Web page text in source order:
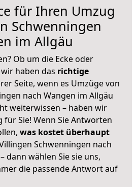
für Ihren Umzug
Schwenningen
im Allgäu
Ob um die Ecke oder
haben das richtige
Seite, wenn es Umzüge von
nach Wangen im Allgäu
weiterwissen – haben wir
Sie! Wenn Sie Antworten
was kostet überhaupt
Schwenningen nach
dann wählen Sie sie uns,
die passende Antwort auf